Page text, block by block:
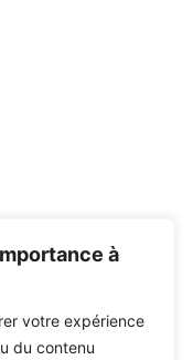
à
votre expérience
du contenu